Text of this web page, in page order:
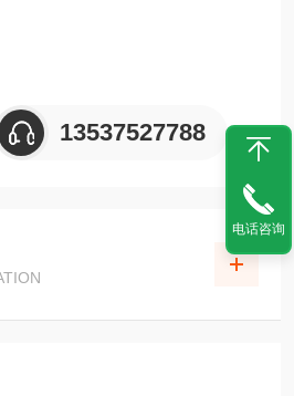
测定的需求增加。
操作性，高速性兼备的高感度色度亮
13537527788
电话咨询